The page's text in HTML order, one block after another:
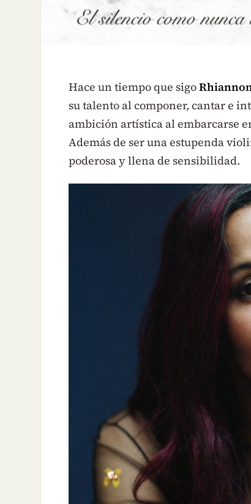
Hace un tiempo que sigo
su talento al componer, cantar e
ambición artística al embarcarse
Además de ser una estupenda
poderosa y llena de sensibilidad.